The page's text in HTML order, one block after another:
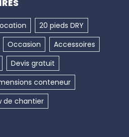
20 pieds DRY
Occasion
Accessoires
Devis gratuit
conteneur
de chantier